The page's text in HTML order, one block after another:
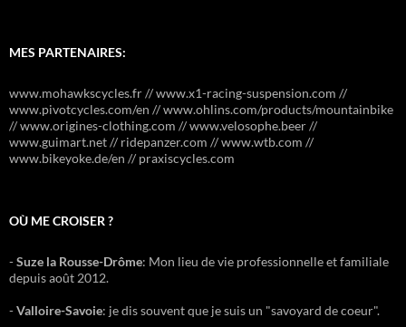
MES PARTENAIRES:
www.mohawkscycles.fr // www.x1-racing-suspension.com //
www.pivotcycles.com/en // www.ohlins.com/products/mountainbike
// www.origines-clothing.com // www.velosophe.beer //
www.guimart.net // ridepanzer.com // www.wtb.com //
www.bikeyoke.de/en // praxiscycles.com
OÙ ME CROISER ?
-Suze la Rousse-Drôme: Mon lieu de vie professionnelle et familiale
depuis août 2012.
-Valloire-Savoie: je dis souvent que je suis un "savoyard de coeur".